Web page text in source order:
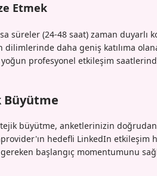
Etmek
süreler (24-48 saat) zaman duyarlı
daha geniş katılıma
profesyonel etkileşim
büyütme, anketlerinizin doğrudan
hedefli LinkedIn etkileşim
başlangıç momentumunu